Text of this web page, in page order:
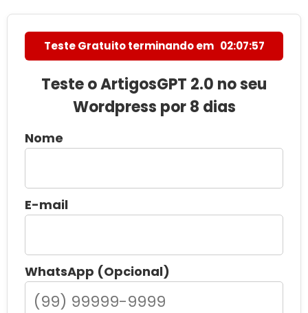
Teste Gratuito terminando em 02:07:56
Teste o ArtigosGPT 2.0 no seu
Wordpress por 8 dias
Nome
E-mail
WhatsApp (Opcional)